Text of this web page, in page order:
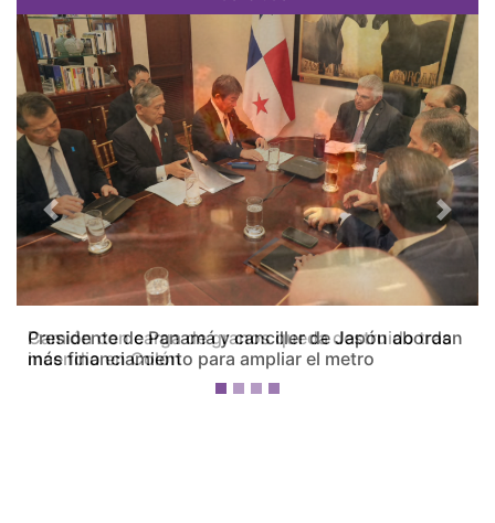
Camión con carga de granos queda destruido tras
incendio en Colón
Previous Next